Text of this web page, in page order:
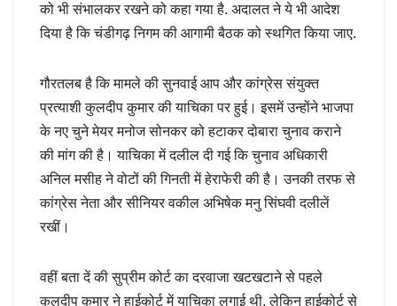
को भी संभालकर रखने को कहा गया है. अदालत ने ये भी आदेश
दिया है कि चंडीगढ़ निगम की आगामी बैठक को स्थगित किया जाए.
गौरतलब है कि मामले की सुनवाई आप और कांग्रेस संयुक्त
प्रत्याशी कुलदीप कुमार की याचिका पर हुई। इसमें उन्होंने भाजपा
के नए चुने मेयर मनोज सोनकर को हटाकर दोबारा चुनाव कराने
की मांग की है। याचिका में दलील दी गई कि चुनाव अधिकारी
अनिल मसीह ने वोटों की गिनती में हेराफेरी की है। उनकी तरफ से
कांग्रेस नेता और सीनियर वकील अभिषेक मनु सिंघवी दलीलें
रखीं।
वहीं बता दें की सुप्रीम कोर्ट का दरवाजा खटखटाने से पहले
कुलदीप कुमार ने हाईकोर्ट में याचिका लगाई थी, लेकिन हाईकोर्ट से